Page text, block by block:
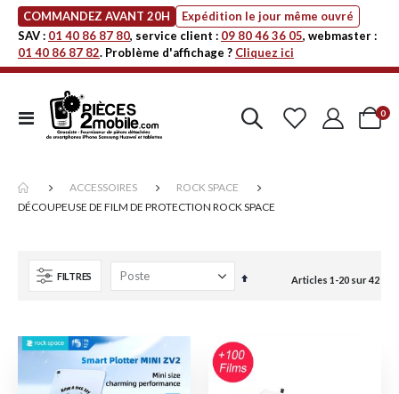
COMMANDEZ AVANT 20H
Expédition le jour même ouvré
SAV : 01 40 86 87 80, service client : 09 80 46 36 05, webmaster :
01 40 86 87 82. Problème d'affichage ? Cliquez ici
Affichage
navigation
Cart
0
ACCESSOIRES
ROCK SPACE
DÉCOUPEUSE DE FILM DE PROTECTION ROCK SPACE
FILTRES
Par
Articles 1-20 sur42